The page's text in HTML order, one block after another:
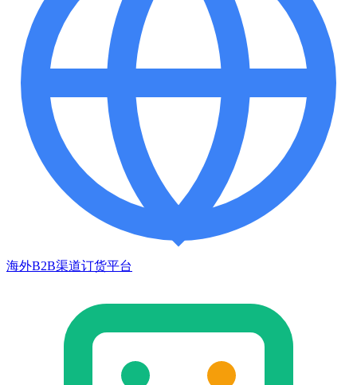
海外B2B渠道订货平台